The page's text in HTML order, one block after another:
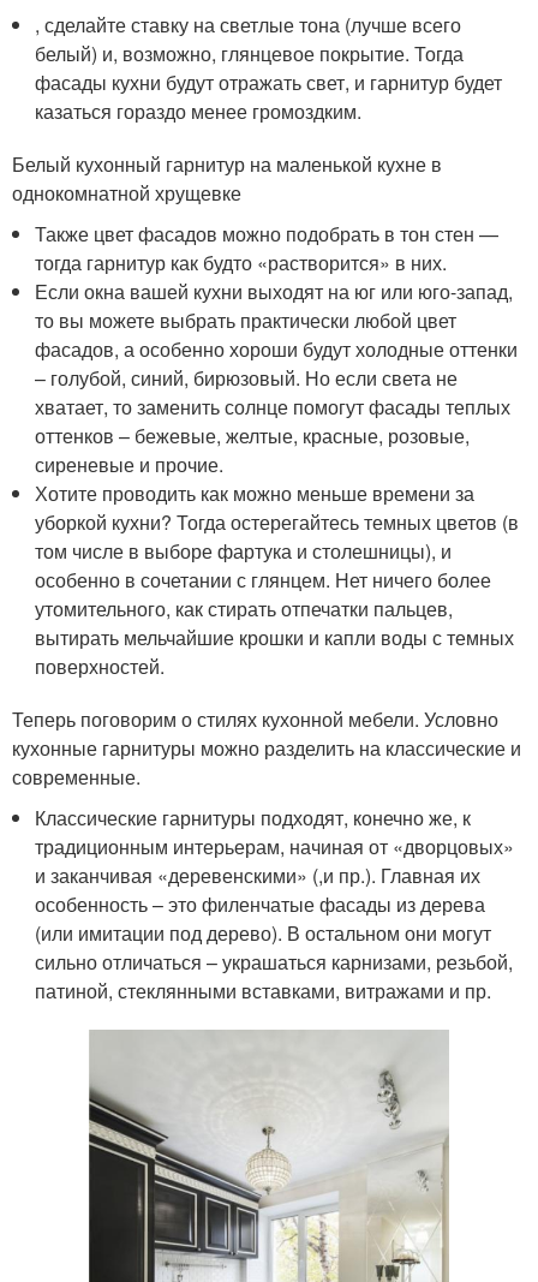
, сделайте ставку на светлые тона (лучше всего
белый) и, возможно, глянцевое покрытие. Тогда
фасады кухни будут отражать свет, и гарнитур будет
казаться гораздо менее громоздким.
Белый кухонный гарнитур на маленькой кухне в
однокомнатной хрущевке
Также цвет фасадов можно подобрать в тон стен —
тогда гарнитур как будто «растворится» в них.
Если окна вашей кухни выходят на юг или юго-запад,
то вы можете выбрать практически любой цвет
фасадов, а особенно хороши будут холодные оттенки
– голубой, синий, бирюзовый. Но если света не
хватает, то заменить солнце помогут фасады теплых
оттенков – бежевые, желтые, красные, розовые,
сиреневые и прочие.
Хотите проводить как можно меньше времени за
уборкой кухни? Тогда остерегайтесь темных цветов (в
том числе в выборе фартука и столешницы), и
особенно в сочетании с глянцем. Нет ничего более
утомительного, как стирать отпечатки пальцев,
вытирать мельчайшие крошки и капли воды с темных
поверхностей.
Теперь поговорим о стилях кухонной мебели. Условно
кухонные гарнитуры можно разделить на классические и
современные.
Классические гарнитуры подходят, конечно же, к
традиционным интерьерам, начиная от «дворцовых»
и заканчивая «деревенскими» (,и пр.). Главная их
особенность – это филенчатые фасады из дерева
(или имитации под дерево). В остальном они могут
сильно отличаться – украшаться карнизами, резьбой,
патиной, стеклянными вставками, витражами и пр.